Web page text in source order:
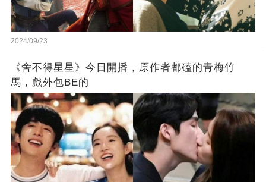
2024/09/23
《舍不得星星》今日開播，原作者都磕的青梅竹
馬，戲外包BE的